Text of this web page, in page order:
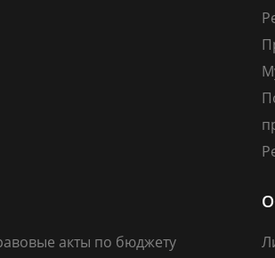
акты по бюджету